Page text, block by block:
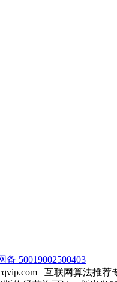
备 50019002500403
互联网算法推荐